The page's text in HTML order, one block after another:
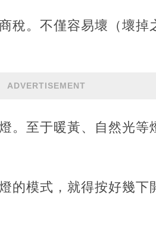
稅。不僅容易壞（壞掉
ADVERTISEMENT
。至于暖黃、自然光等
的模式，就得按好幾下